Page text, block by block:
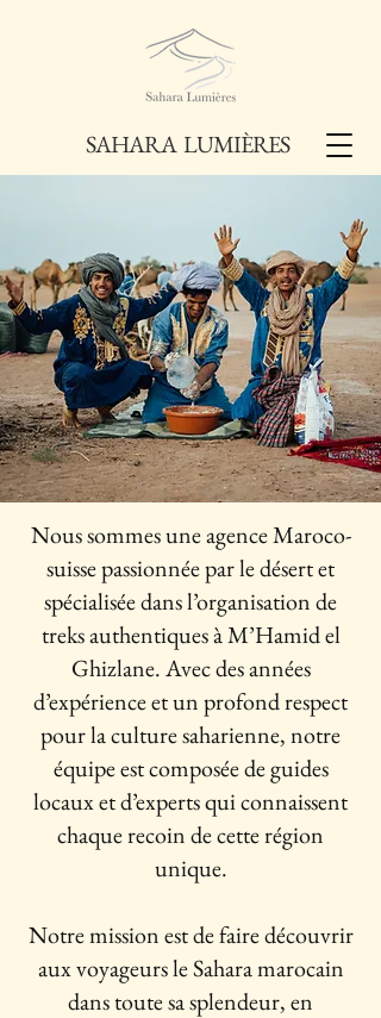
SAHARA LUMIÈRES
Nous sommes une agence Maroco-
suisse passionnée par le désert et
spécialisée dans l’organisation de
treks authentiques à M’Hamid el
Ghizlane. Avec des années
d’expérience et un profond respect
pour la culture saharienne, notre
équipe est composée de guides
locaux et d’experts qui connaissent
chaque recoin de cette région
unique.
Notre mission est de faire découvrir
aux voyageurs le Sahara marocain
dans toute sa splendeur, en